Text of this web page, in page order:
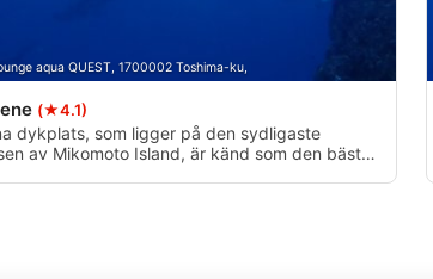
aqua QUEST, 1700002 Toshima-ku,
(★4.1)
dykplats, som ligger på den sydligaste
av Mikomoto Island, är känd som den bästa